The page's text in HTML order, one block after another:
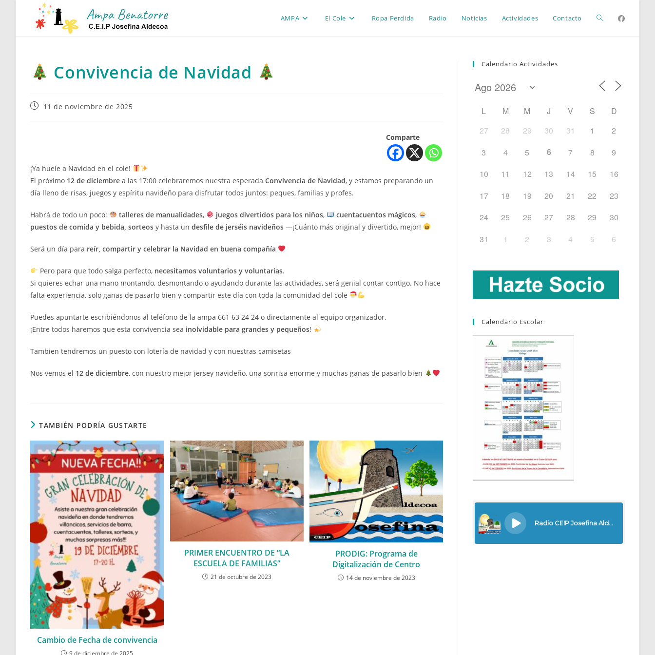
AMPA El Cole Ropa Perdida Radio Noticias Actividades Contacto Alternar
de
Convivencia de Navidad
Publicación
11 de noviembre de 2025
Comparte
¡Ya huele a Navidad en el cole!
El próximo 12 de diciembre a las 17:00 celebraremos nuestra esperada Convivencia de Navidad, y estamos preparando un
día lleno de risas, juegos y espíritu navideño para disfrutar todos juntos: peques, familias y profes.
Habrá de todo un poco: talleres de manualidades, juegos divertidos para los niños, cuentacuentos mágicos,
puestos de comida y bebida, sorteos y hasta un desfile de jerséis navideños —¡Cuánto más original y divertido, mejor!
Será un día para reír, compartir y celebrar la Navidad en buena compañía
Pero para que todo salga perfecto, necesitamos voluntarios y voluntarias.
Si quieres echar una mano montando, desmontando o ayudando durante las actividades, será genial contar contigo. No hace
falta experiencia, solo ganas de pasarlo bien y compartir este día con toda la comunidad del cole
Puedes apuntarte escribiéndonos al teléfono de la ampa 661 63 24 24 o directamente al equipo organizador.
¡Entre todos haremos que esta convivencia sea inolvidable para grandes y pequeños!
Tambien tendremos un puesto con lotería de navidad y con nuestras camisetas
Nos vemos el 12 de diciembre, con nuestro mejor jersey navideño, una sonrisa enorme y muchas ganas de pasarlo bien
TAMBIÉN PODRÍA GUSTARTE
Cambio de Fecha de convivencia
9 de diciembre de 2025
PRIMER ENCUENTRO DE “LA
ESCUELA DE FAMILIAS”
21 de octubre de 2023
PRODIG: Programa de
Digitalización de Centro
14 de noviembre de 2023
Calendario Actividades
L M M J V S
D
27
28 29 30 31 1
2
3
4 5 6 7 8
9
10
11 12 13 14 15
16
17
18 19 20 21 22
23
24
25 26 27 28 29
30
31
1 2 3 4 5 6
Calendario Escolar